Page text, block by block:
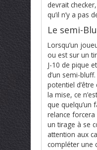
devrait
qu’il n’y a pas
Le semi-
Lorsqu’un
ou est sur un
J-10 de pique
d’un semi-
potentiel d’être
la mise, ce
que quelqu’un
relance forcera
un tirage à se
attention aux
compléter une